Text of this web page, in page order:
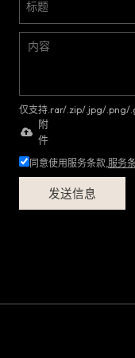
仅支持.rar/.zip/.jpg/.png/
附
件
同意使用服务条款,服务
发送信息